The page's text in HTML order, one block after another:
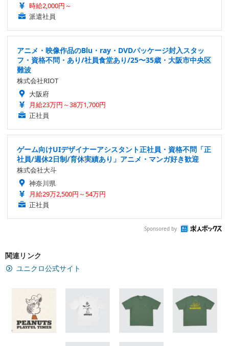
時給2,000円～
派遣社員
アニメ・映像作品のBlu・ray・DVDパッケージ封入スタッ
フ・資格不問・あり/社員食堂あり/25〜35歳・大阪市中央区
難波
株式会社RIOT
大阪府
月給23万円～38万1,700円
正社員
ゲーム向けUIデザイナーアシスタント正社員・資格不問「正
社員/週休2日制/育休実績あり」アニメ・マンガ好き歓迎
株式会社大斗
神奈川県
月給29万2,500円～54万円
正社員
Sponsored by
関連リンク
ユニクロ公式サイト